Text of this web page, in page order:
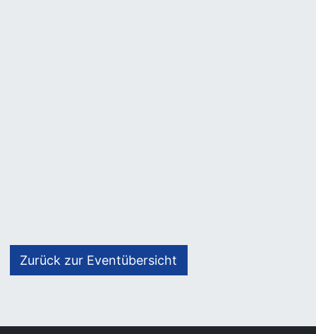
Zurück zur Eventübersicht